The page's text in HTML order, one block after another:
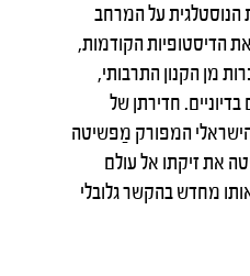
על המרחב
הדיסטופיות הקודמות,
מן הקנון התרבותי,
חדירתן של
המפורק מַפשיטה
את זיקתו אל עולם
מחדש בהקשר גלובלי